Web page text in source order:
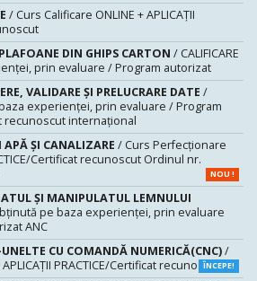
/ Curs Calificare ONLINE + APLICAȚII
DIN GHIPS CARTON / CALIFICARE
prin evaluare / Program autorizat
VALIDARE ȘI PRELUCRARE DATE /
baza experienței, prin evaluare / Program
recunoscut internațional
ȘI CANALIZARE / Curs Perfecționare
Certificat recunoscut Ordinul nr.
NOU !
ȘI MANIPULATUL LEMNULUI
pe baza experienței, prin evaluare
ANC
CU COMANDĂ NUMERICĂ(CNC)/
PRACTICE/Certificat recunoscutÎNCEPE!